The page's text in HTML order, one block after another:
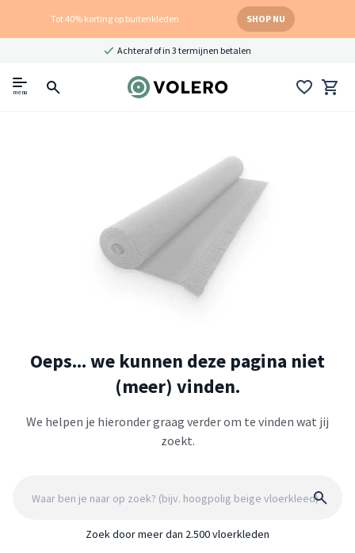
Tot 40% korting op buitenkleden SHOP NU
Achteraf of in 3 termijnen betalen
menu
Oeps... we kunnen deze pagina niet
(meer) vinden.
We helpen je hieronder graag verder om te vinden wat jij
zoekt.
Zoek door meer dan 2.500 vloerkleden